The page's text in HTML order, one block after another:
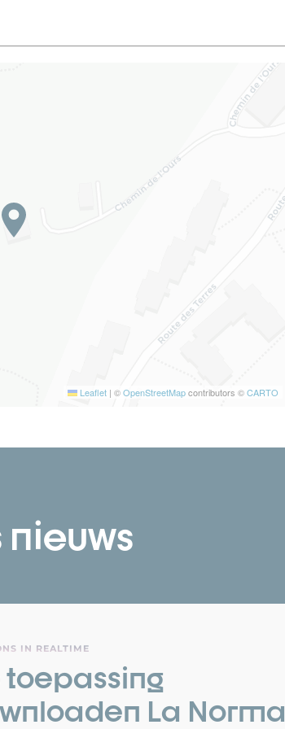
Leaflet | ©OpenStreetMapcontributors ©CARTO
nieuws
IN REALTIME
toepassing
La Norma